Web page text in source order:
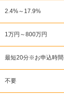
2.4%～17.9%
1万円～800万円
最短20分※お申込時間
不要